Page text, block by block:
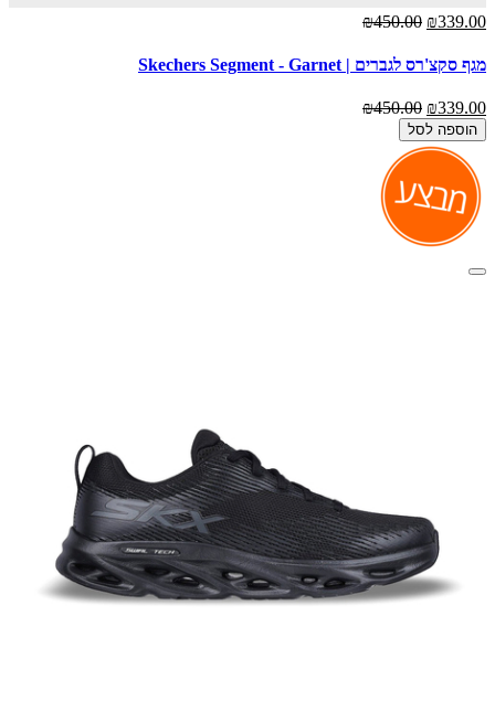
₪339.00
₪450.00
מגף סקצ'רס לגברים | Skechers Segment - Garnet
₪339.00
₪450.00
הוספה לסל